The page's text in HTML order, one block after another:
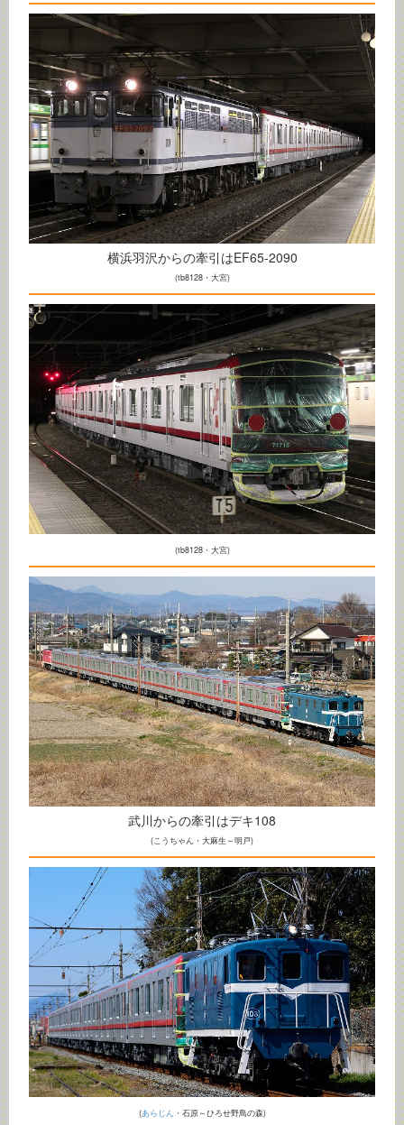
横浜羽沢からの牽引はEF65-2090
(tb8128・大宮)
(tb8128・大宮)
武川からの牽引はデキ108
(こうちゃん・大麻生～明戸)
(あらじん・石原～ひろせ野鳥の森)